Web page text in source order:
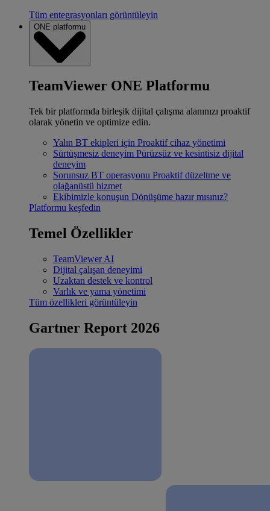
Tüm entegrasyonları görüntüleyin
ONE platformu
TeamViewer ONE Platformu
Tek bir platformda birleşik dijital çalışma alanınızı proaktif
olarak yönetin ve optimize edin.
Yalın BT ekipleri için Proaktif cihaz yönetimi
Sürtüşmesiz deneyim Pürüzsüz ve kesintisiz dijital
deneyim
Sorunsuz BT operasyonu Proaktif düzeltme ve
olağanüstü hizmet
Ekibimizle konuşun Dönüşüme hazır mısınız?
Platformu keşfedin
Temel Özellikler
TeamViewer AI
Dijital çalışan deneyimi
Uzaktan destek ve kontrol
Varlık ve yama yönetimi
Tüm özellikleri görüntüleyin
Gartner Report 2026